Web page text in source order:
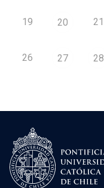
19 20 21
26 27 28